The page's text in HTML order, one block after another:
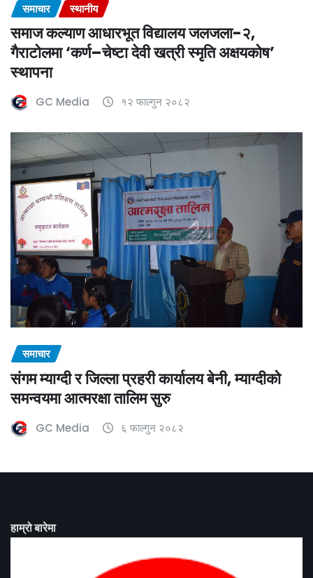
समाचार स्थानीय
समाज कल्याण आधारभूत विद्यालय जलजला-२,
गैराटोलमा ‘कर्ण–चेष्टा देवी खत्री स्मृति अक्षयकोष’
स्थापना
GC Media १२ फाल्गुन २०८२
समाचार
संगम म्याग्दी र जिल्ला प्रहरी कार्यालय बेनी, म्याग्दीको
समन्वयमा आत्मरक्षा तालिम सुरु
GC Media ६ फाल्गुन २०८२
हाम्रो बारेमा